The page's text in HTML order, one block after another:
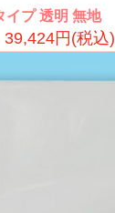
イプ 透明 無地
39,424円(税込)